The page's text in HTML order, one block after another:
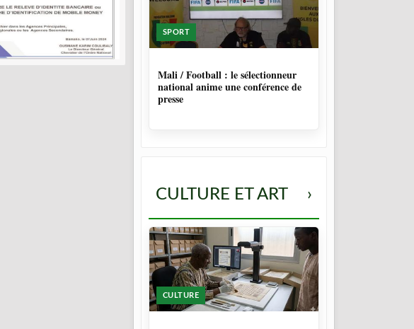
SPORT
Mali / Football : le sélectionneur
national anime une conférence de
presse
CULTURE ET ART ›
CULTURE